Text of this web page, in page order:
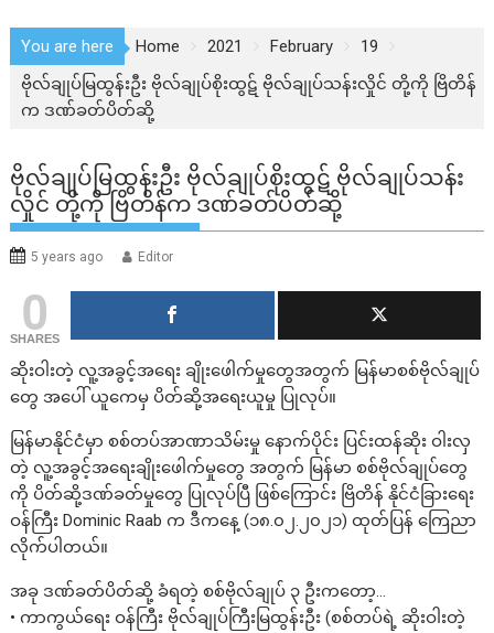
You are here Home 2021 February
19
ဗိုလ်ချုပ်မြထွန်းဦး ဗိုလ်ချုပ်စိုးထွဋ် ဗိုလ်ချုပ်သန်းလှိုင် တို့ကို ဗြိတိန်
က ဒဏ်ခတ်ပိတ်ဆို့
ဗိုလ်ချုပ်မြထွန်းဦး ဗိုလ်ချုပ်စိုးထွဋ် ဗိုလ်ချုပ်သန်း
လှိုင် တို့ကို ဗြိတိန်က ဒဏ်ခတ်ပိတ်ဆို့
5 years ago Editor
0
SHARES
ဆိုးဝါးတဲ့ လူ့အခွင့်အရေး ချိုးဖေါက်မှုတွေအတွက် မြန်မာစစ်ဗိုလ်ချုပ်
တွေ အပေါ် ယူကေမှ ပိတ်ဆို့အရေးယူမှု ပြုလုပ်။
မြန်မာနိုင်ငံမှာ စစ်တပ်အာဏာသိမ်းမှု နောက်ပိုင်း ပြင်းထန်ဆိုး ဝါးလှ
တဲ့ လူ့အခွင့်အရေးချိုးဖေါက်မှုတွေ အတွက် မြန်မာ စစ်ဗိုလ်ချုပ်တွေ
ကို ပိတ်ဆို့ဒဏ်ခတ်မှုတွေ ပြုလုပ်ပြီ ဖြစ်ကြောင်း ဗြိတိန် နိုင်ငံခြားရေး
ဝန်ကြီး Dominic Raab က ဒီကနေ့ (၁၈.၀၂.၂၀၂၁) ထုတ်ပြန် ကြေညာ
လိုက်ပါတယ်။
အခု ဒဏ်ခတ်ပိတ်ဆို့ ခံရတဲ့ စစ်ဗိုလ်ချုပ် ၃ ဦးကတော့…
• ကာကွယ်ရေး ဝန်ကြီး ဗိုလ်ချုပ်ကြီးမြထွန်းဦး (စစ်တပ်ရဲ့ ဆိုးဝါးတဲ့